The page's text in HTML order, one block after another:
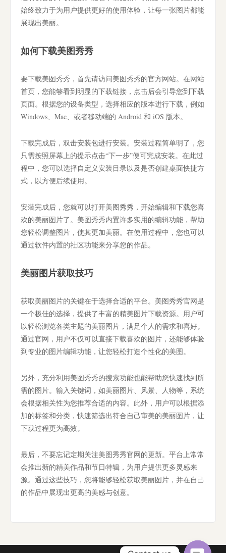
始终致力于为用户提供更好的使用体验，让每一张图片都能
展现出美丽。
如何下载美图秀秀
要下载美图秀秀，首先请访问美图秀秀的官方网站。在网站
首页，您能够看到明显的下载链接，点击后会引导您到下载
页面。根据您的设备类型，选择相应的版本进行下载，例如
Windows、Mac、或者移动端的 Android 和 iOS 版本。
下载完成后，双击安装包进行安装。安装过程简单明了，您
只需按照屏幕上的提示点击“下一步”便可完成安装。在此过
程中，您可以选择自定义安装目录以及是否创建桌面快捷方
式，以方便后续使用。
安装完成后，您就可以打开美图秀秀，开始编辑和下载您喜
欢的美丽图片了。美图秀秀内置许多实用的编辑功能，帮助
您轻松调整图片，使其更加美丽。在使用过程中，您也可以
通过软件内置的社区功能来分享您的作品。
美丽图片获取技巧
获取美丽图片的关键在于选择合适的平台。美图秀秀官网是
一个极佳的选择，提供了丰富的精美图片下载资源。用户可
以轻松浏览各类主题的美丽图片，满足个人的需求和喜好。
通过官网，用户不仅可以直接下载喜欢的图片，还能够体验
到专业的图片编辑功能，让您轻松打造个性化的美图。
另外，充分利用美图秀秀的搜索功能也能帮助您快速找到所
需的图片。输入关键词，如美丽图片、风景、人物等，系统
会根据相关性为您推荐合适的内容。此外，用户可以根据添
加的标签和分类，快速筛选出符合自己审美的美丽图片，让
下载过程更为高效。
最后，不要忘记定期关注美图秀秀官网的更新。平台上常常
会推出新的精美作品和节日特辑，为用户提供更多灵感来
源。通过这些技巧，您将能够轻松获取美丽图片，并在自己
的作品中展现出更高的美感与创意。